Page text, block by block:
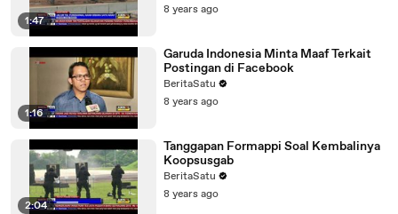
1:47
8 years ago
1:16
Garuda Indonesia Minta Maaf Terkait
Postingan di Facebook
BeritaSatu
8 years ago
2:04
Tanggapan Formappi Soal Kembalinya
Koopsusgab
BeritaSatu
8 years ago